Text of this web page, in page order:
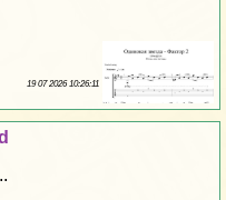
19 07 2026 10:26:11